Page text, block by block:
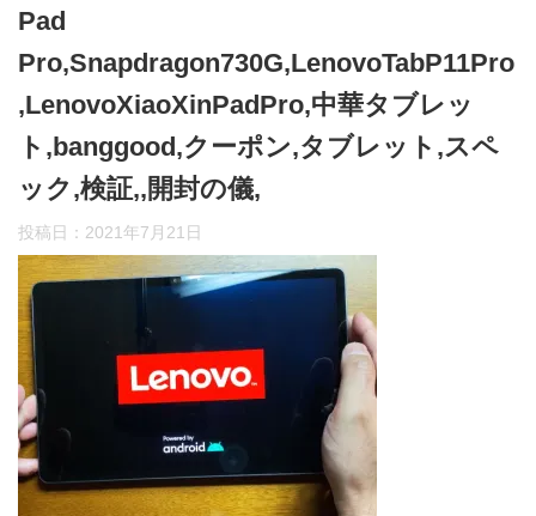
Pad
Pro,Snapdragon730G,LenovoTabP11Pro
,LenovoXiaoXinPadPro,中華タブレッ
ト,banggood,クーポン,タブレット,スペ
ック,検証,,開封の儀,
投稿日： 2021年7月21日